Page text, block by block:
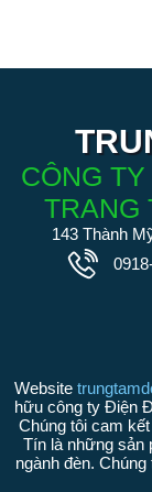
CÔNG
TRANG
143 Thành
Website
hữu công ty Điện
Chúng tôi cam
Tín là những sản
ngành đèn.